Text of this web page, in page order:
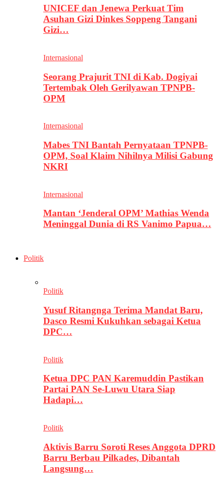
UNICEF dan Jenewa Perkuat Tim
Asuhan Gizi Dinkes Soppeng Tangani
Gizi…
Internasional
Seorang Prajurit TNI di Kab. Dogiyai
Tertembak Oleh Gerilyawan TPNPB-
OPM
Internasional
Mabes TNI Bantah Pernyataan TPNPB-
OPM, Soal Klaim Nihilnya Milisi Gabung
NKRI
Internasional
Mantan ‘Jenderal OPM’ Mathias Wenda
Meninggal Dunia di RS Vanimo Papua…
Politik
Politik
Yusuf Ritangnga Terima Mandat Baru,
Dasco Resmi Kukuhkan sebagai Ketua
DPC…
Politik
Ketua DPC PAN Karemuddin Pastikan
Partai PAN Se-Luwu Utara Siap
Hadapi…
Politik
Aktivis Barru Soroti Reses Anggota DPRD
Barru Berbau Pilkades, Dibantah
Langsung…